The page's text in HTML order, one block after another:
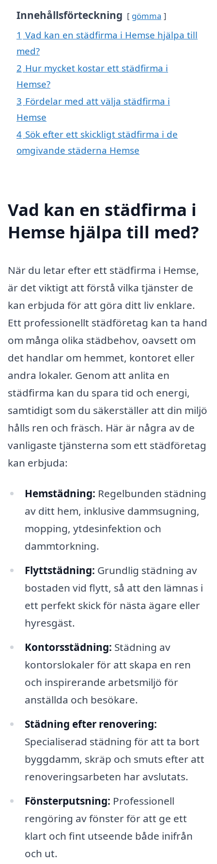
Innehållsförteckning gömma
1 Vad kan en städfirma i Hemse hjälpa till
med?
2 Hur mycket kostar ett städfirma i
Hemse?
3 Fördelar med att välja städfirma i
Hemse
4 Sök efter ett skickligt städfirma i de
omgivande städerna Hemse
Vad kan en städfirma i
Hemse hjälpa till med?
När du letar efter ett städfirma i Hemse,
är det viktigt att förstå vilka tjänster de
kan erbjuda för att göra ditt liv enklare.
Ett professionellt städföretag kan ta hand
om många olika städbehov, oavsett om
det handlar om hemmet, kontoret eller
andra lokaler. Genom att anlita en
städfirma kan du spara tid och energi,
samtidigt som du säkerställer att din miljö
hålls ren och fräsch. Här är några av de
vanligaste tjänsterna som ett städföretag
kan erbjuda:
Hemstädning: Regelbunden städning
av ditt hem, inklusive dammsugning,
mopping, ytdesinfektion och
dammtorkning.
Flyttstädning: Grundlig städning av
bostaden vid flytt, så att den lämnas i
ett perfekt skick för nästa ägare eller
hyresgäst.
Kontorsstädning: Städning av
kontorslokaler för att skapa en ren
och inspirerande arbetsmiljö för
anställda och besökare.
Städning efter renovering:
Specialiserad städning för att ta bort
byggdamm, skräp och smuts efter att
renoveringsarbeten har avslutats.
Fönsterputsning: Professionell
rengöring av fönster för att ge ett
klart och fint utseende både inifrån
och ut.